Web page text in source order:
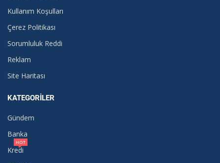
Kullanım Koşulları
Çerez Politikası
Sorumluluk Reddi
Reklam
Site Haritası
KATEGORILER
Gündem
Banka
Kredi
HOT